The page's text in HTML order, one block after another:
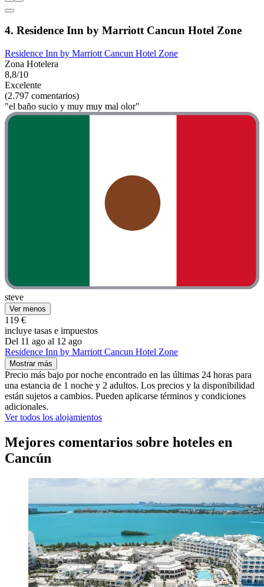
4. Residence Inn by Marriott Cancun Hotel Zone
Residence Inn by Marriott Cancun Hotel Zone
Zona Hotelera
8,8/10
Excelente
(2.797 comentarios)
"el baño sucio y muy muy mal olor"
steve
Ver menos
119 €
incluye tasas e impuestos
Del 11 ago al 12 ago
Residence Inn by Marriott Cancun Hotel Zone
Mostrar más
Precio más bajo por noche encontrado en las últimas 24 horas para
una estancia de 1 noche y 2 adultos. Los precios y la disponibilidad
están sujetos a cambios. Pueden aplicarse términos y condiciones
adicionales.
Ver todos los alojamientos
Mejores comentarios sobre hoteles en
Cancún